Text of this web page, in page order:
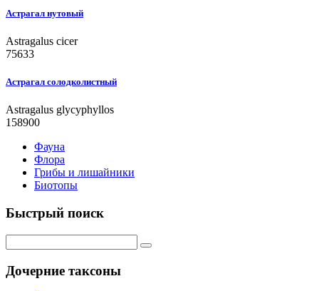
Астрагал нутовый
Astragalus cicer
75633
Астрагал солодколистный
Astragalus glycyphyllos
158900
Фауна
Флора
Грибы и лишайники
Биотопы
Быстрый поиск
Дочерние таксоны